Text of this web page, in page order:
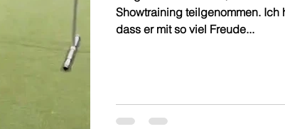
Showtraining teilgenommen. Ich
dass er mit so viel Freude...